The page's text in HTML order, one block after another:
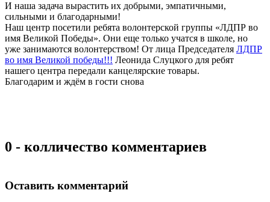
И наша задача вырастить их добрыми, эмпатичными,
сильными и благодарными!
Наш центр посетили ребята волонтерской группы «ЛДПР во
имя Великой Победы». Они еще только учатся в школе, но
уже занимаются волонтерством! От лица Председателя ЛДПР
во имя Великой победы!!! Леонида Слуцкого для ребят
нашего центра передали канцелярские товары.
Благодарим и ждём в гости снова
0 - колличество комментариев
Оставить комментарий